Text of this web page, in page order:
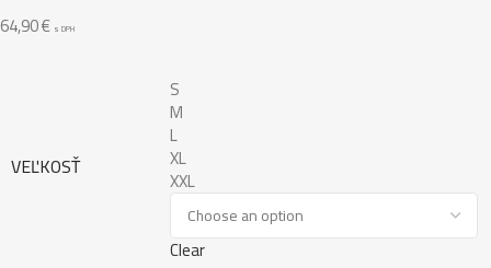
64,90€ s DPH
VEĽKOSŤ
S
M
L
XL
XXL
Clear